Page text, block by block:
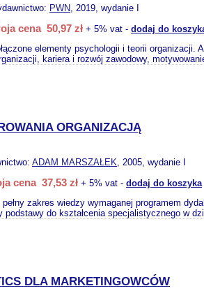
PWN, 2019, wydanie I
cena 50,97 zł + 5% vat - dodaj do
elementy psychologii i teorii
kariera i rozwój zawodowy,
ORGANIZACJĄ
ADAM MARSZAŁEK, 2005, wydanie I
cena 37,53 zł + 5% vat - dodaj do koszyka
zakres wiedzy wymaganej programem
podstawy do kształcenia specjalistycznego w
DLA MARKETINGOWCÓW